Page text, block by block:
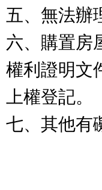
五、無法辦
六、購置房
權利證明文
上權登記。
七、其他有